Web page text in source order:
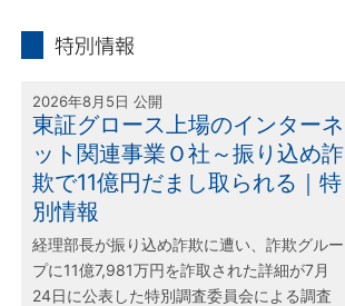
2026年8月5日 公開
東証グロース上場のインターネ
ット関連事業Ｏ社～振り込め詐
欺で11億円だまし取られる｜特
別情報
経理部長が振り込め詐欺に遭い、詐欺グルー
プに11億7,981万円を詐取された詳細が7月
24日に公表した特別調査委員会による調査